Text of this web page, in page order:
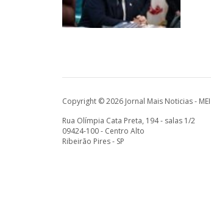
Copyright © 2026 Jornal Mais Noticias - MEI
Rua Olímpia Cata Preta, 194 - salas 1/2
09424-100 - Centro Alto
Ribeirão Pires - SP